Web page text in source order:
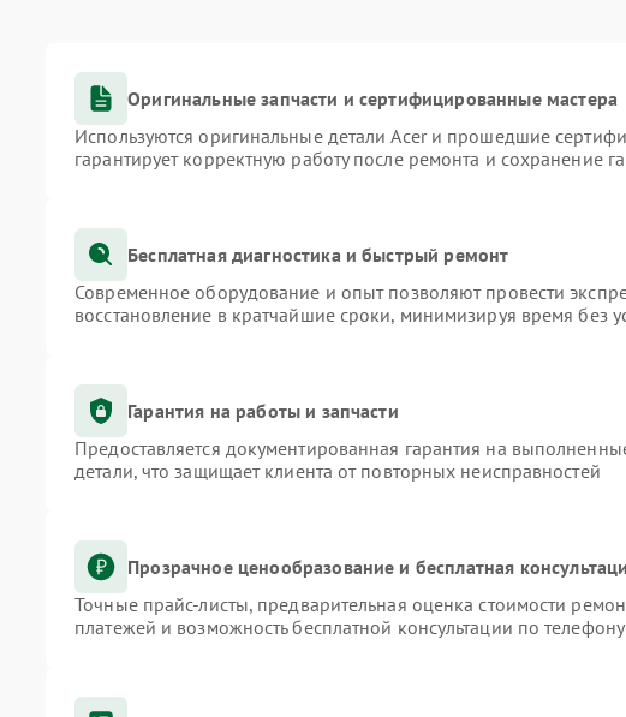
Оригинальные запчасти и сертифицированные мастера
Используются оригинальные детали Acer и прошедшие
гарантирует корректную работу после ремонта и сохранение
Бесплатная диагностика и быстрый ремонт
Современное оборудование и опыт позволяют провести
восстановление в кратчайшие сроки, минимизируя время без
Гарантия на работы и запчасти
Предоставляется документированная гарантия на
детали, что защищает клиента от повторных неисправностей
Прозрачное ценообразование и бесплатная
Точные прайс-листы, предварительная оценка стоимости
платежей и возможность бесплатной консультации по